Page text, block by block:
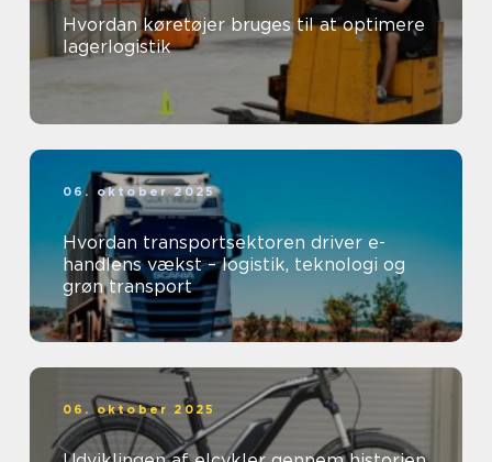
Hvordan køretøjer bruges til at optimere
lagerlogistik
06. oktober 2025
Hvordan transportsektoren driver e-
handlens vækst – logistik, teknologi og
grøn transport
06. oktober 2025